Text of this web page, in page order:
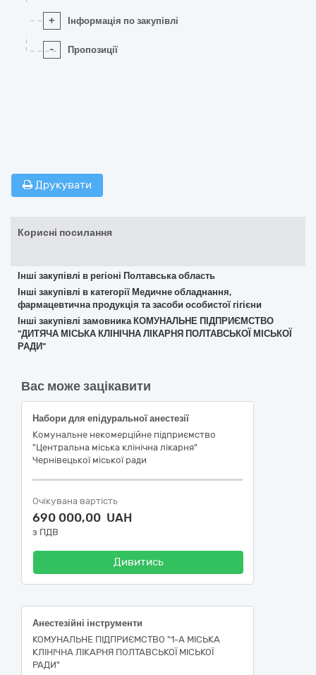
+ Інформація по закупівлі
- Пропозиції
Друкувати
Корисні посилання
Інші закупівлі в регіоні Полтавська область
Інші закупівлі в категорії Медичне обладнання,
фармацевтична продукція та засоби особистої гігієни
Інші закупівлі замовника КОМУНАЛЬНЕ ПІДПРИЄМСТВО
"ДИТЯЧА МІСЬКА КЛІНІЧНА ЛІКАРНЯ ПОЛТАВСЬКОЇ МІСЬКОЇ
РАДИ"
Вас може зацікавити
Набори для епідуральної анестезії
Комунальне некомерційне підприємство
"Центральна міська клінічна лікарня"
Чернівецької міської ради
Очікувана вартість
690 000,00 UAH
з ПДВ
Дивитись
Анестезійні інструменти
КОМУНАЛЬНЕ ПІДПРИЄМСТВО "1-А МІСЬКА
КЛІНІЧНА ЛІКАРНЯ ПОЛТАВСЬКОЇ МІСЬКОЇ
РАДИ"